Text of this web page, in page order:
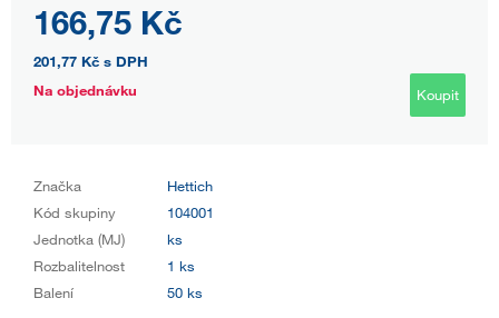
166,75 Kč
201,77 Kč s DPH
Na objednávku
Koupit
Značka
Hettich
Kód skupiny
104001
Jednotka (MJ)
ks
Rozbalitelnost
1 ks
Balení
50 ks